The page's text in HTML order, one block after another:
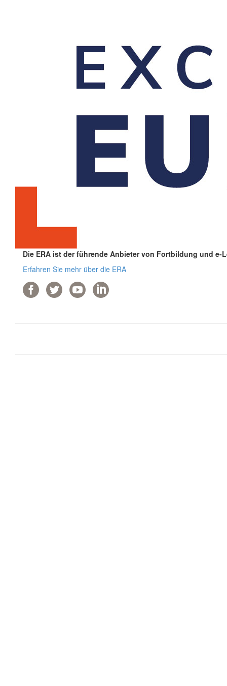
Die ERA ist der führende Anbieter von Fortbildung und e-
Erfahren Sie mehr über die ERA